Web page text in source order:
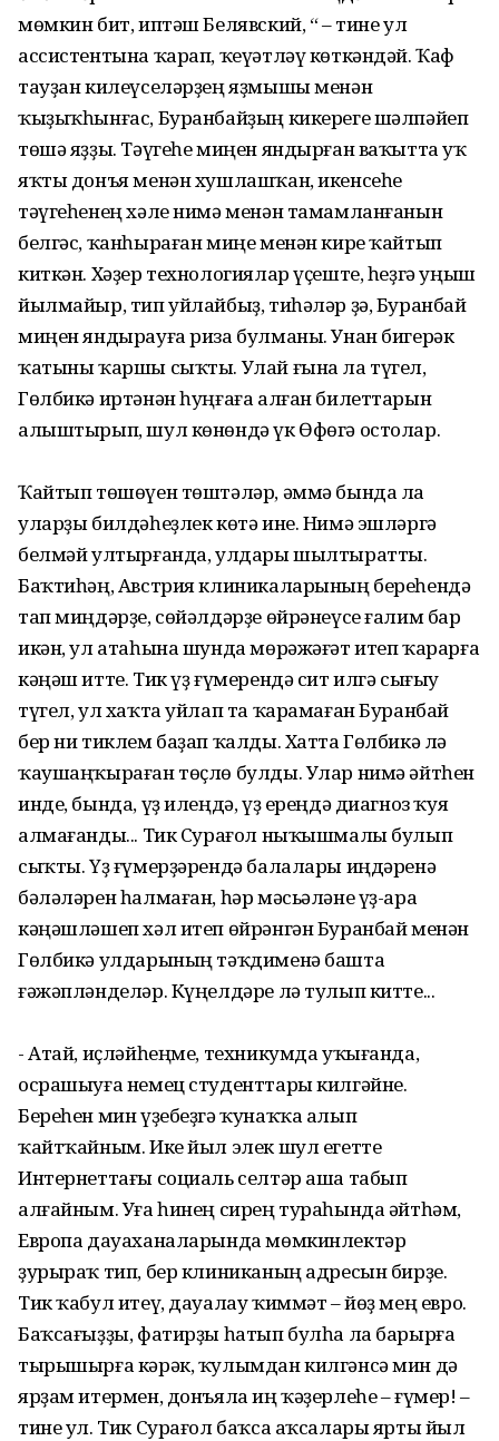
мөмкин бит, иптәш Белявский, “ – тине ул
ассистентына ҡарап, ҡеүәтләү көткәндәй. Ҡаф
тауҙан килеүселәрҙең яҙмышы менән
ҡыҙыҡһынғас, Буранбайҙың кикереге шәлпәйеп
төшә яҙҙы. Тәүгеһе миңен яндырған ваҡытта уҡ
яҡты донъя менән хушлашҡан, икенсеһе
тәүгеһенең хәле нимә менән тамамланғанын
белгәс, ҡанһыраған миңе менән кире ҡайтып
киткән. Хәҙер технологиялар үҫеште, һеҙгә уңыш
йылмайыр, тип уйлайбыҙ, тиһәләр ҙә, Буранбай
миңен яндырауға риза булманы. Унан бигерәк
ҡатыны ҡаршы сыҡты. Улай ғына ла түгел,
Гөлбикә иртәнән һуңғаға алған билеттарын
алыштырып, шул көнөндә үк Өфөгә остолар.
Ҡайтып төшөүен төштәләр, әммә бында ла
уларҙы билдәһеҙлек көтә ине. Нимә эшләргә
белмәй ултырғанда, улдары шылтыратты.
Баҡтиһәң, Австрия клиникаларының береһендә
тап миңдәрҙе, сөйәлдәрҙе өйрәнеүсе ғалим бар
икән, ул атаһына шунда мөрәжәғәт итеп ҡарарға
кәңәш итте. Тик үҙ ғүмерендә сит илгә сығыу
түгел, ул хаҡта уйлап та ҡарамаған Буранбай
бер ни тиклем баҙап ҡалды. Хатта Гөлбикә лә
ҡаушаңҡыраған төҫлө булды. Улар нимә әйтһен
инде, бында, үҙ илеңдә, үҙ ереңдә диагноз ҡуя
алмағанды... Тик Сурағол ныҡышмалы булып
сыҡты. Үҙ ғүмерҙәрендә балалары иңдәренә
бәләләрен һалмаған, һәр мәсьәләне үҙ-ара
кәңәшләшеп хәл итеп өйрәнгән Буранбай менән
Гөлбикә улдарының тәҡдименә башта
ғәжәпләнделәр. Күңелдәре лә тулып китте...
- Атай, иҫләйһеңме, техникумда уҡығанда,
осрашыуға немец студенттары килгәйне.
Береһен мин үҙебеҙгә ҡунаҡҡа алып
ҡайтҡайным. Ике йыл элек шул егетте
Интернеттағы социаль селтәр аша табып
алғайным. Уға һинең сирең тураһында әйтһәм,
Европа дауаханаларында мөмкинлектәр
ҙурыраҡ тип, бер клиниканың адресын бирҙе.
Тик ҡабул итеү, дауалау ҡиммәт – йөҙ мең евро.
Баҡсағыҙҙы, фатирҙы һатып булһа ла барырға
тырышырға кәрәк, ҡулымдан килгәнсә мин дә
ярҙам итермен, донъяла иң ҡәҙерлеһе – ғүмер! –
тине ул. Тик Сурағол баҡса аҡсалары ярты йыл